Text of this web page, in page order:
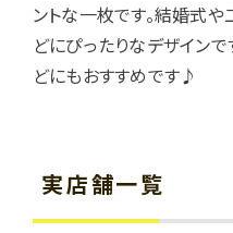
ントな一枚です。結婚式
どにぴったりなデザイン
どにもおすすめです♪
実店舗一覧